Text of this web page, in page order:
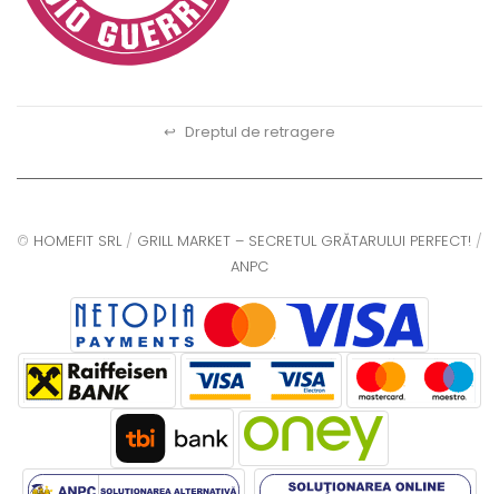
↩ Dreptul de retragere
© HOMEFIT SRL/ GRILL MARKET – SECRETUL GRĂTARULUI PERFECT! /
ANPC